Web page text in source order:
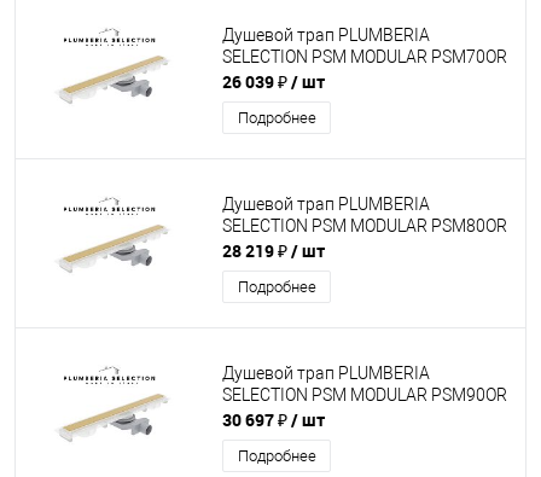
Душевой трап PLUMBERIA
SELECTION PSM MODULAR PSM70OR
26 039 ₽/ шт
Подробнее
Душевой трап PLUMBERIA
SELECTION PSM MODULAR PSM80OR
28 219 ₽/ шт
Подробнее
Душевой трап PLUMBERIA
SELECTION PSM MODULAR PSM90OR
30 697 ₽/ шт
Подробнее